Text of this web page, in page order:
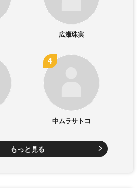
広瀬珠実
中ムラサトコ
もっと見る